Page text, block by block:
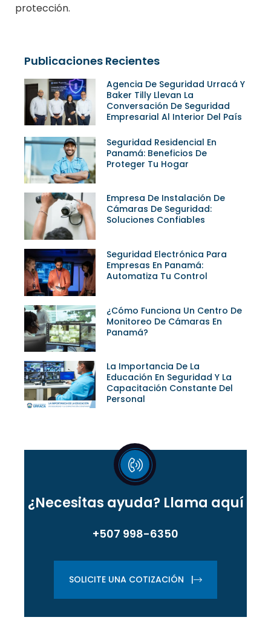
protección.
Publicaciones Recientes
Agencia De Seguridad Urracá Y
Baker Tilly Llevan La
Conversación De Seguridad
Empresarial Al Interior Del País
Seguridad Residencial En
Panamá: Beneficios De
Proteger Tu Hogar
Empresa De Instalación De
Cámaras De Seguridad:
Soluciones Confiables
Seguridad Electrónica Para
Empresas En Panamá:
Automatiza Tu Control
¿Cómo Funciona Un Centro De
Monitoreo De Cámaras En
Panamá?
La Importancia De La
Educación En Seguridad Y La
Capacitación Constante Del
Personal
¿Necesitas ayuda? Llama aquí
+507 998-6350
SOLICITE UNA COTIZACIÓN |